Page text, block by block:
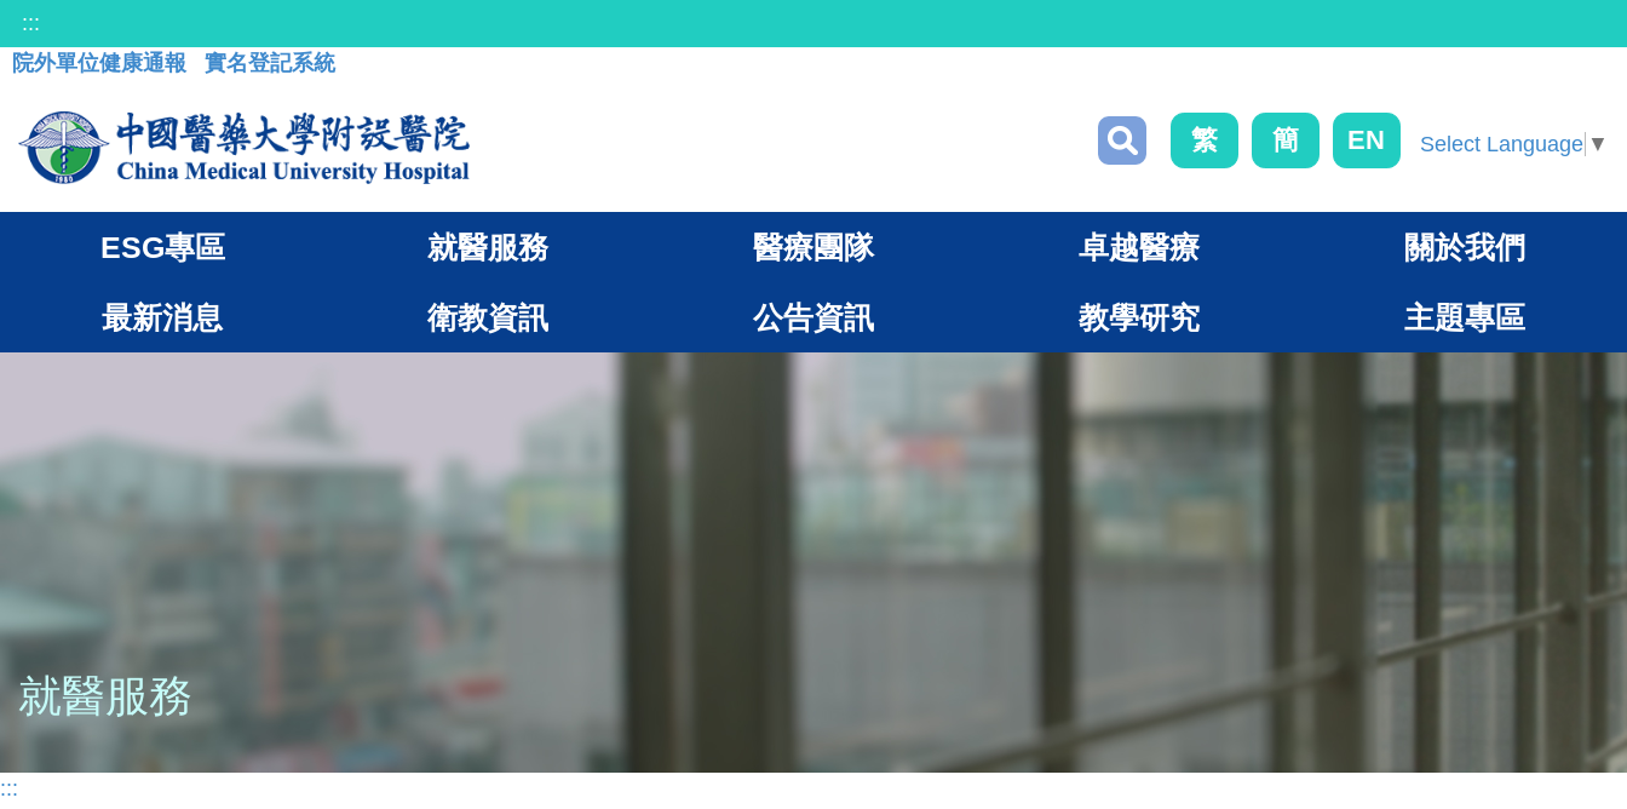
:::
院外單位健康通報
實名登記系統
繁 簡 EN Select Language ▼
ESG專區 就醫服務 醫療團隊 卓越醫療 關於我們
最新消息 衛教資訊 公告資訊 教學研究 主題專區
就醫服務
:::